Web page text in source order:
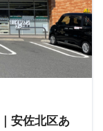
安佐北区あ